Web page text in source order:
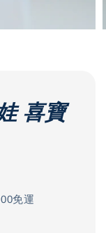
喜寶
免運